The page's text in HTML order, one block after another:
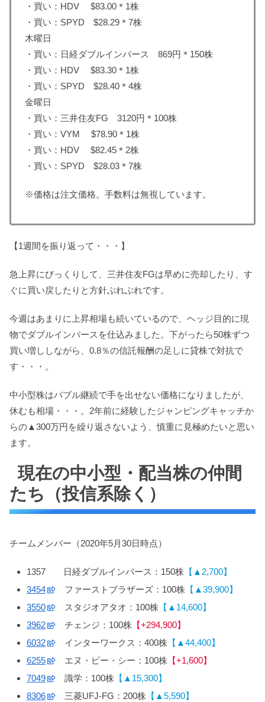
・買い：HDV $83.00＊1株
・買い：SPYD $28.29＊7株
木曜日
・買い：日経ダブルインバース 869円＊150株
・買い：HDV $83.30＊1株
・買い：SPYD $28.40＊4株
金曜日
・買い：三井住友FG 3120円＊100株
・買い：VYM $78.90＊1株
・買い：HDV $82.45＊2株
・買い：SPYD $28.03＊7株
※価格は注文価格。手数料は無視しています。
【1週間を振り返って・・・】
急上昇にびっくりして、三井住友FGは早めに売却したり、す
ぐに買い戻したりと方針ぶれぶれです。
今週はあまりに上昇相場も続いているので、ヘッジ目的に現
物でダブルインバースを仕込みました。下がったら50株ずつ
買い増ししながら、0.8％の信託報酬の足しに貸株で対抗で
す・・・。
中小型株はバブル継続で手を出せない価格になりましたが、
休むも相場・・・。2年前に経験したジャンピングキャッチか
らの▲300万円を繰り返さないよう、慎重に見極めたいと思い
ます。
現在の中小型・配当株の仲間
たち（投信系除く）
チームメンバー（2020年5月30日時点）
1357 日経ダブルインバース：150株 【▲2,700】
3454
ファーストブラザーズ：100株 【▲39,900】
3550
スタジオアタオ：100株 【▲14,600】
3962
チェンジ：100株 【+294,900】
6032
インターワークス：400株 【▲44,400】
6255
エヌ・ピー・シー：100株 【+1,600】
7049
識学：100株 【▲15,300】
8306
三菱UFJ-FG：200株 【▲5,590】